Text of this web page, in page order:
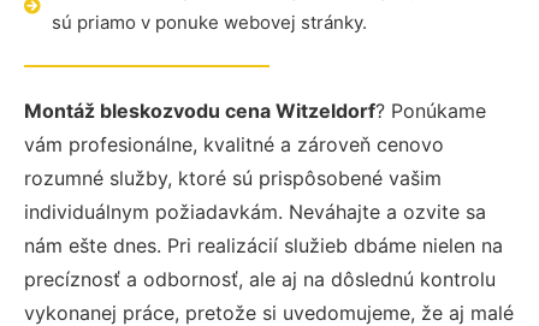
sú priamo v ponuke webovej stránky.
Montáž bleskozvodu cena Witzeldorf? Ponúkame
vám profesionálne, kvalitné a zároveň cenovo
rozumné služby, ktoré sú prispôsobené vašim
individuálnym požiadavkám. Neváhajte a ozvite sa
nám ešte dnes. Pri realizácií služieb dbáme nielen na
precíznosť a odbornosť, ale aj na dôslednú kontrolu
vykonanej práce, pretože si uvedomujeme, že aj malé